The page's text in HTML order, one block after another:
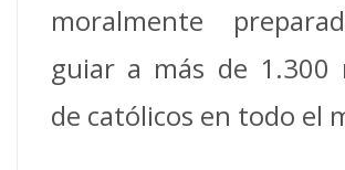
moralmente
guiar a más de 1.300
de católicos en todo el